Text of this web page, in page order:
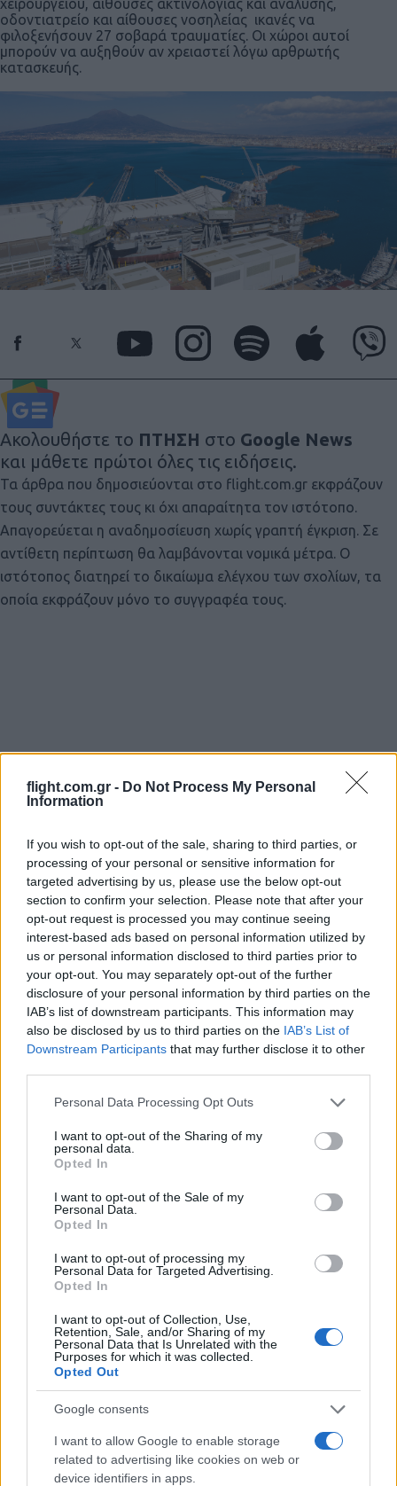
flight.com.gr - Do Not Process My Personal
Information
If you wish to opt-out of the sale, sharing to third parties, or
processing of your personal or sensitive information for
targeted advertising by us, please use the below opt-out
section to confirm your selection. Please note that after your
opt-out request is processed you may continue seeing
interest-based ads based on personal information utilized by
us or personal information disclosed to third parties prior to
your opt-out. You may separately opt-out of the further
disclosure of your personal information by third parties on the
IAB’s list of downstream participants. This information may
also be disclosed by us to third parties on the IAB’s List of
Downstream Participants that may further disclose it to other
Please note that this website/app uses one or more Google
not limited to your visit or usage behaviour. You may click to
grant or deny consent to Google and its third-party tags to
use your data for below specified purposes in below Google
consent section.
Personal Data Processing Opt Outs
I want to opt-out of the Sharing of my
personal data.
Opted In
I want to opt-out of the Sale of my
Personal Data.
Opted In
I want to opt-out of processing my
Personal Data for Targeted Advertising.
Opted In
I want to opt-out of Collection, Use,
Retention, Sale, and/or Sharing of my
Personal Data that Is Unrelated with the
Purposes for which it was collected.
Opted Out
Google consents
I want to allow Google to enable storage
related to advertising like cookies on web or
device identifiers in apps.
χειρουργείου, αίθουσες ακτινολογίας και ανάλυσης,
οδοντιατρείο και αίθουσες νοσηλείας ικανές να
φιλοξενήσουν 27 σοβαρά τραυματίες. Οι χώροι αυτοί
μπορούν να αυξηθούν αν χρειαστεί λόγω αρθρωτής
κατασκευής.
Ακολουθήστε το ΠΤΗΣΗ στο Google News
και μάθετε πρώτοι όλες τις ειδήσεις.
Τα άρθρα που δημοσιεύονται στο flight.com.gr εκφράζουν
τους συντάκτες τους κι όχι απαραίτητα τον ιστότοπο.
Απαγορεύεται η αναδημοσίευση χωρίς γραπτή έγκριση. Σε
αντίθετη περίπτωση θα λαμβάνονται νομικά μέτρα. Ο
ιστότοπος διατηρεί το δικαίωμα ελέγχου των σχολίων, τα
οποία εκφράζουν μόνο το συγγραφέα τους.
Login
Please login to comment
COMMENTS
darede(@darede)
Member
27 Μαΐου 2019 11:37
Πανέμορφο πλοίο και εξοπλισμένο σαν γενικης χρήσεως
φρεγάτα, ιδανικό για την Α.Μεσόγειο. Έχω όμως την εντύπωση
οτι το μήκος είναι 245 μέτρα και όχι 214. Ο Xavieur μάλλον έκανε
λάθος. Κάποια στιγμή στο σύντομο μέλλον θα πρέπει να
στραφούμε και εμείς σε τέτοια πλοία, οδηγώντας τα
Reply View Replies
27 Μαΐου 2019 12:58
#96288
αποσυρονται τα σαν τζορτζιο κ πιθανων το 21 το
γκαριμπαλντι,να χαμε λεφτα ενα σαν τζορτζιο κ τα σαουρο κ